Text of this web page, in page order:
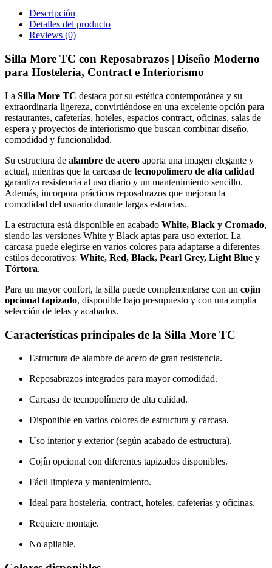
Descripción
Detalles del producto
Reviews (0)
Silla More TC con Reposabrazos | Diseño Moderno
para Hostelería, Contract e Interiorismo
La Silla More TC destaca por su estética contemporánea y su
extraordinaria ligereza, convirtiéndose en una excelente opción para
restaurantes, cafeterías, hoteles, espacios contract, oficinas, salas de
espera y proyectos de interiorismo que buscan combinar diseño,
comodidad y funcionalidad.
Su estructura de alambre de acero aporta una imagen elegante y
actual, mientras que la carcasa de tecnopolímero de alta calidad
garantiza resistencia al uso diario y un mantenimiento sencillo.
Además, incorpora prácticos reposabrazos que mejoran la
comodidad del usuario durante largas estancias.
La estructura está disponible en acabado White, Black y Cromado,
siendo las versiones White y Black aptas para uso exterior. La
carcasa puede elegirse en varios colores para adaptarse a diferentes
estilos decorativos: White, Red, Black, Pearl Grey, Light Blue y
Tórtora.
Para un mayor confort, la silla puede complementarse con un cojín
opcional tapizado, disponible bajo presupuesto y con una amplia
selección de telas y acabados.
Características principales de la Silla More TC
Estructura de alambre de acero de gran resistencia.
Reposabrazos integrados para mayor comodidad.
Carcasa de tecnopolímero de alta calidad.
Disponible en varios colores de estructura y carcasa.
Uso interior y exterior (según acabado de estructura).
Cojín opcional con diferentes tapizados disponibles.
Fácil limpieza y mantenimiento.
Ideal para hostelería, contract, hoteles, cafeterías y oficinas.
Requiere montaje.
No apilable.